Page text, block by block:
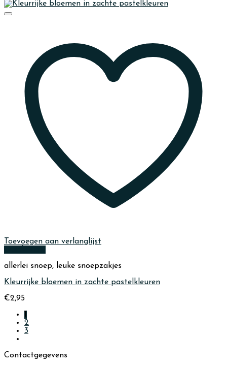
Toevoegen aan verlanglijst
allerlei snoep, leuke snoepzakjes
Kleurrijke bloemen in zachte pastelkleuren
€2,95
2
3
Contactgegevens